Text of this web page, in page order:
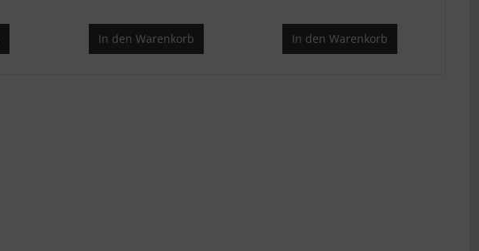
In den Warenkorb In den Warenkorb